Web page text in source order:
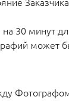
30 минут
может